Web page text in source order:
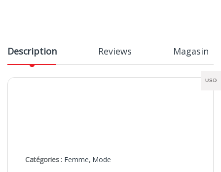
Description Reviews Magasin
Catégories : Femme, Mode
USD